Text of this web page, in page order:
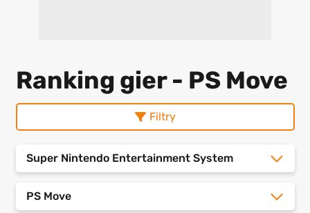
Ranking gier - PS Move
Filtry
Super Nintendo Entertainment System
PS Move